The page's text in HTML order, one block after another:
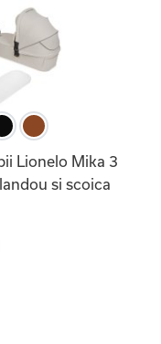
Lionelo Mika 3
si scoica